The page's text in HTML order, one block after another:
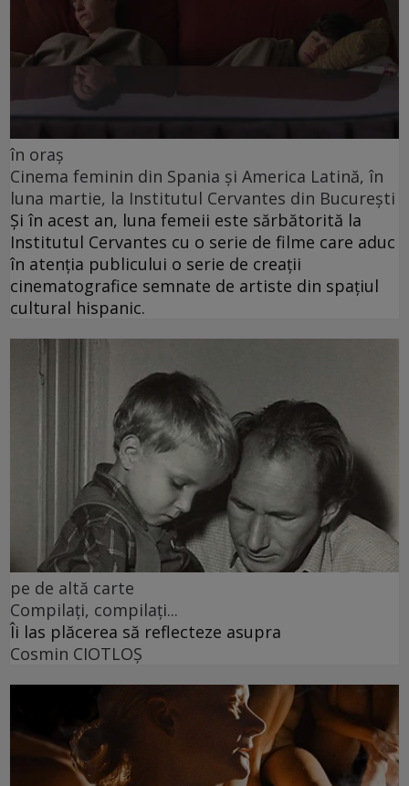
în oraș
Cinema feminin din Spania și America Latină, în
luna martie, la Institutul Cervantes din București
Și în acest an, luna femeii este sărbătorită la
Institutul Cervantes cu o serie de filme care aduc
în atenția publicului o serie de creații
cinematografice semnate de artiste din spațiul
cultural hispanic.
pe de altă carte
Compilați, compilați...
Îi las plăcerea să reflecteze asupra
Cosmin CIOTLOŞ